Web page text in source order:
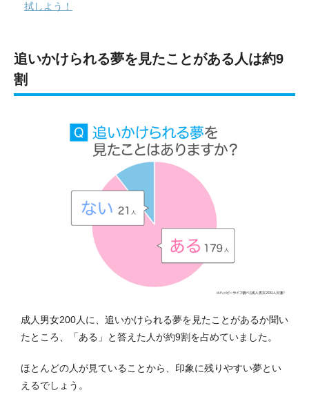
拭しよう！
追いかけられる夢を見たことがある人は約9
割
成人男女200人に、追いかけられる夢を見たことがあるか聞い
たところ、「ある」と答えた人が約9割を占めていました。
ほとんどの人が見ていることから、印象に残りやすい夢とい
えるでしょう。